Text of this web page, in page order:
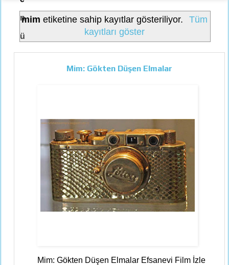
n
ü
mim etiketine sahip kayıtlar gösteriliyor.
Tüm
kayıtları göster
Mim: Gökten Düşen Elmalar
Mim: Gökten Düşen Elmalar Efsanevi Film İzle